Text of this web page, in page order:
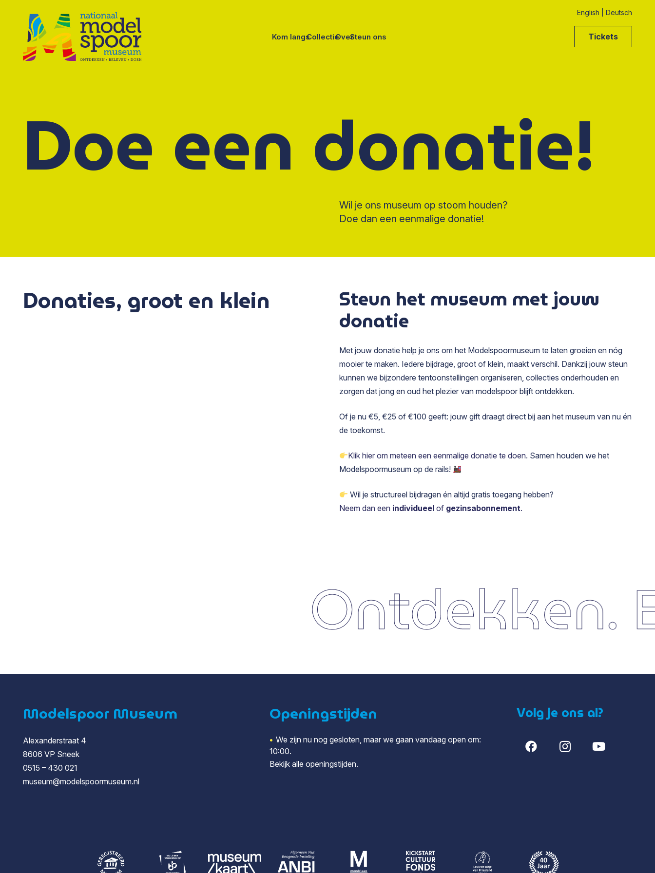
English Deutsch
Kom langsCollectieOverSteun ons Tickets
Doe een donatie!
Wil je ons museum op stoom houden?
Doe dan een eenmalige donatie!
Donaties, groot en klein Steun het museum met jouw
donatie
Met jouw donatie help je ons om het Modelspoormuseum te laten groeien en nóg
mooier te maken. Iedere bijdrage, groot of klein, maakt verschil. Dankzij jouw steun
kunnen we bijzondere tentoonstellingen organiseren, collecties onderhouden en
zorgen dat jong en oud het plezier van modelspoor blijft ontdekken.
Of je nu €5, €25 of €100 geeft: jouw gift draagt direct bij aan het museum van nu én
de toekomst.
Klik hier om meteen een eenmalige donatie te doen. Samen houden we het
Modelspoormuseum op de rails!
Wil je structureel bijdragen én altijd gratis toegang hebben?
Neem dan een individueel of gezinsabonnement.
Modelspoor Museum
Alexanderstraat 4
8606 VP Sneek
0515 – 430 021
museum@modelspoormuseum.nl
Openingstijden
• We zijn nu nog gesloten, maar we gaan vandaag open om:
10:00.
Bekijk alleopeningstijden.
Volg je ons al?